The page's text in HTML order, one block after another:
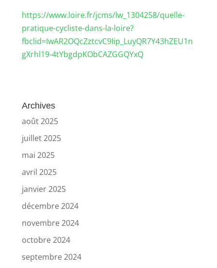
https://www.loire.fr/jcms/lw_1304258/quelle-
pratique-cycliste-dans-la-loire?
fbclid=IwAR2OQcZztcvC9Iip_LuyQR7Y43hZEU1n
gXrhl19-4tYbgdpKObCAZGGQYxQ
Archives
août 2025
juillet 2025
mai 2025
avril 2025
janvier 2025
décembre 2024
novembre 2024
octobre 2024
septembre 2024